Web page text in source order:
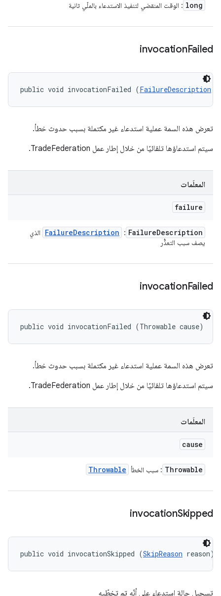
long : الوقت المنقضي لتنفيذ الاستدعاء بالملّي ثانية
invocationFailed
public void invocationFailed (FailureDescription
تعرض هذه السمة عملية استدعاء غير مكتملة بسبب حدوث خطأ.
سيتم استدعاؤها تلقائيًا من خلال إطار عمل TradeFederation.
المعلَمات
failure
FailureDescription
:
FailureDescription
الذي
يصف سبب التعذُّر
invocationFailed
public void invocationFailed (Throwable cause)
تعرض هذه السمة عملية استدعاء غير مكتملة بسبب حدوث خطأ.
سيتم استدعاؤها تلقائيًا من خلال إطار عمل TradeFederation.
المعلَمات
cause
Throwable : سبب الخطأ Throwable
invocationSkipped
public void invocationSkipped (SkipReason reason)
تسجيل حالة استدعاء على أنّه تم تخطّيه